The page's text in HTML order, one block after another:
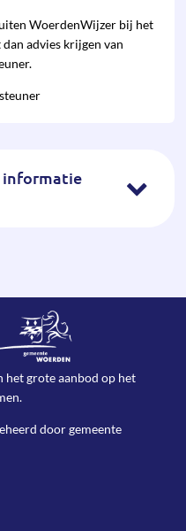
WoerdenWijzer bij het
advies krijgen van
informatie
het grote aanbod op het
doorgemeente